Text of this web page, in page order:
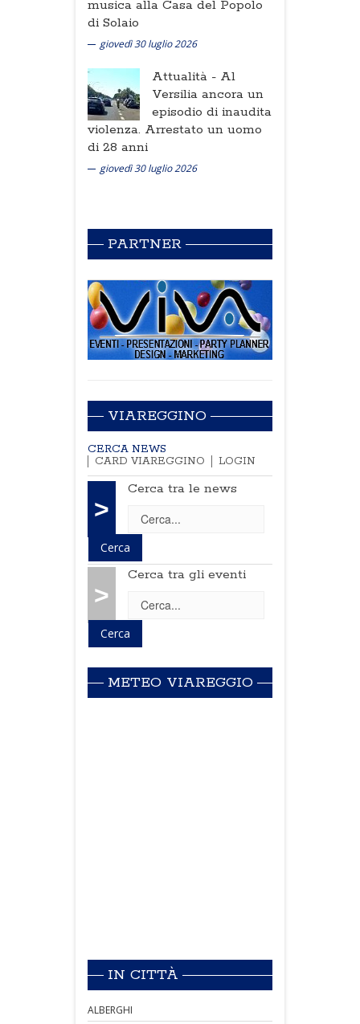
musica alla Casa del Popolo
di Solaio
giovedì 30 luglio 2026
Attualità - Al
Versilia ancora un
episodio di inaudita
violenza. Arrestato un uomo
di 28 anni
giovedì 30 luglio 2026
PARTNER
VIAREGGINO
CERCA NEWS
CARD VIAREGGINO
LOGIN
>
Cerca tra le news
>
Cerca tra gli eventi
METEO VIAREGGIO
IN CITTÀ
ALBERGHI